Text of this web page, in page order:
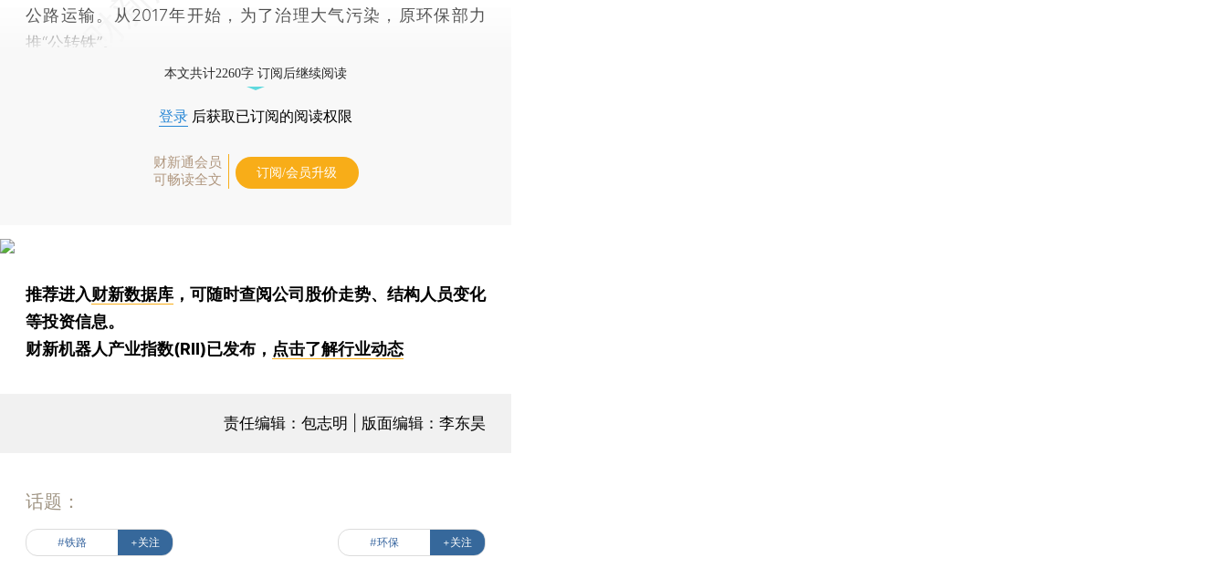
公路运输。从2017年开始，为了治理大气污染，原环保部力
推“公转铁”。
本文共计2260字 订阅后继续阅读
登录 后获取已订阅的阅读权限
财新通会员
可畅读全文
订阅/会员升级
推荐进入财新数据库 ，可随时查阅公司股价走势、结构人员变化
等投资信息。
财新机器人产业指数(RII)已发布， 点击了解行业动态
责任编辑：包志明 | 版面编辑：李东昊
话题：
#铁路 +关注 #环保 +关注